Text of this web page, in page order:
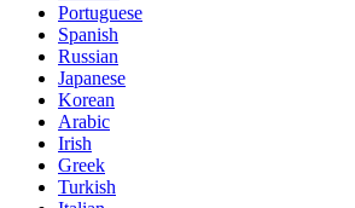
Portuguese
Spanish
Russian
Japanese
Korean
Arabic
Irish
Greek
Turkish